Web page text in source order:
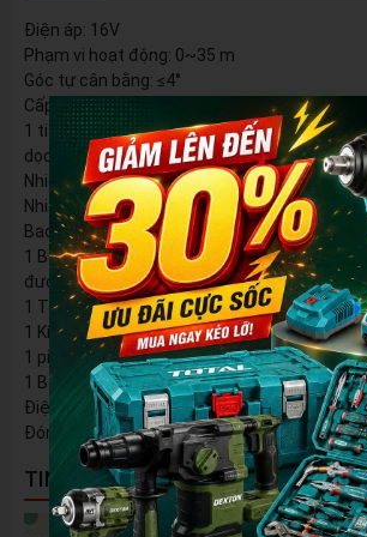
Điện áp: 16V
Phạm vi hoạt động: 0~35 m
Góc tự cân bằng: ≤4°
Cấp Laser II: <1mW
1 tia laser ngang 360° và 2 tia laser
dọc 360°
Nhiệt độ hoạt động: 0~+40℃
Nhiệt độ bảo quản: -10~+50℃
Bao gồm:
1 Bộ Đế xoay có 3 chân điều chỉnh
được
1 Tấm bia ngắm laser
1 Kính đeo, 1 Điều khiển từ xa
1 pin 2.0Ah (TFBLI1620)
1 Bộ sạc (TFCLI1613)
Điện áp sạc: 220-240V~50/60Hz
Đóng gói trong hộp nhựa
TIN NỔI BẬT
5 Cách Tận Dụng Máy